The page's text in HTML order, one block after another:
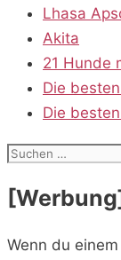
Lhasa
Akita
21 Hunde
Die
Die
Suchen
Wenn du